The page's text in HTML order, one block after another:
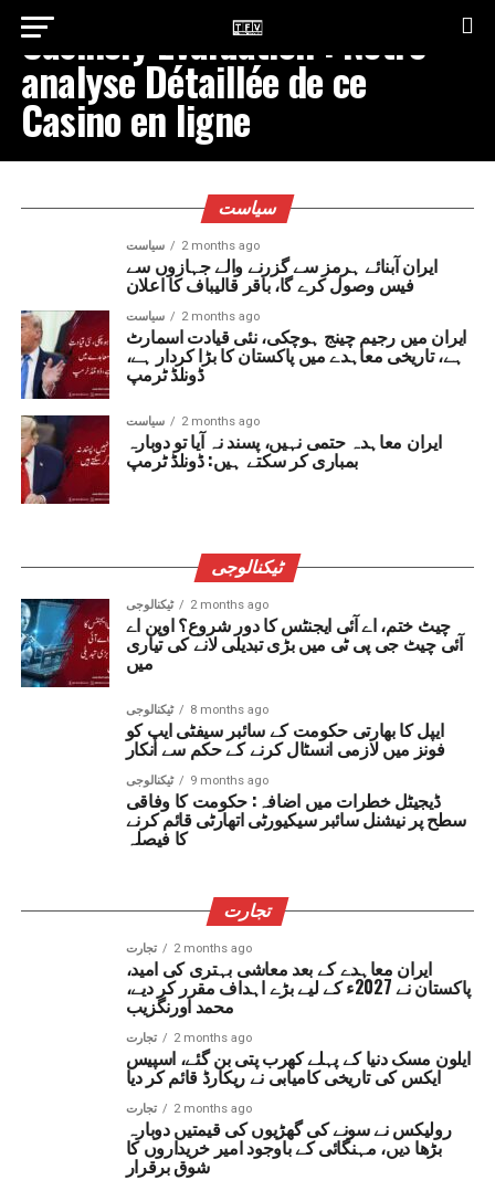
Casinoly Évaluation : Notre
analyse Détaillée de ce
Casino en ligne
سیاست
سیاست 2 months ago
ایران آبنائے ہرمز سے گزرنے والے جہازوں سے
فیس وصول کرے گا، باقر قالیباف کا اعلان
سیاست 2 months ago
ایران میں رجیم چینج ہوچکی، نئی قیادت اسمارٹ
ہے، تاریخی معاہدے میں پاکستان کا بڑا کردار ہے،
ڈونلڈ ٹرمپ
سیاست 2 months ago
ایران معاہدہ حتمی نہیں، پسند نہ آیا تو دوبارہ
بمباری کر سکتے ہیں: ڈونلڈ ٹرمپ
ٹیکنالوجی
ٹیکنالوجی 2 months ago
چیٹ ختم، اے آئی ایجنٹس کا دور شروع؟ اوپن اے
آئی چیٹ جی پی ٹی میں بڑی تبدیلی لانے کی تیاری
میں
ٹیکنالوجی 8 months ago
ایپل کا بھارتی حکومت کے سائبر سیفٹی ایپ کو
فونز میں لازمی انسٹال کرنے کے حکم سے انکار
ٹیکنالوجی 9 months ago
ڈیجیٹل خطرات میں اضافہ: حکومت کا وفاقی
سطح پر نیشنل سائبر سیکیورٹی اتھارٹی قائم کرنے
کا فیصلہ
تجارت
تجارت 2 months ago
ایران معاہدے کے بعد معاشی بہتری کی امید،
پاکستان نے 2027ء کے لیے بڑے اہداف مقرر کر دیے،
محمد اورنگزیب
تجارت 2 months ago
ایلون مسک دنیا کے پہلے کھرب پتی بن گئے، اسپیس
ایکس کی تاریخی کامیابی نے ریکارڈ قائم کر دیا
تجارت 2 months ago
رولیکس نے سونے کی گھڑیوں کی قیمتیں دوبارہ
بڑھا دیں، مہنگائی کے باوجود امیر خریداروں کا
شوق برقرار